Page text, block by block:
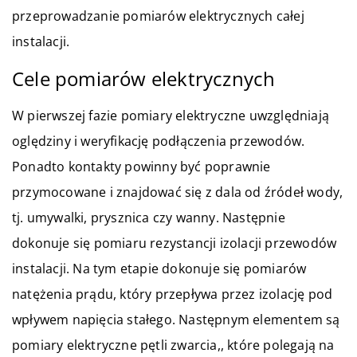
przeprowadzanie pomiarów elektrycznych całej
instalacji.
Cele pomiarów elektrycznych
W pierwszej fazie pomiary elektryczne uwzględniają
oględziny i weryfikację podłączenia przewodów.
Ponadto kontakty powinny być poprawnie
przymocowane i znajdować się z dala od źródeł wody,
tj. umywalki, prysznica czy wanny. Następnie
dokonuje się pomiaru rezystancji izolacji przewodów
instalacji. Na tym etapie dokonuje się pomiarów
natężenia prądu, który przepływa przez izolację pod
wpływem napięcia stałego. Następnym elementem są
pomiary elektryczne pętli zwarcia,, które polegają na